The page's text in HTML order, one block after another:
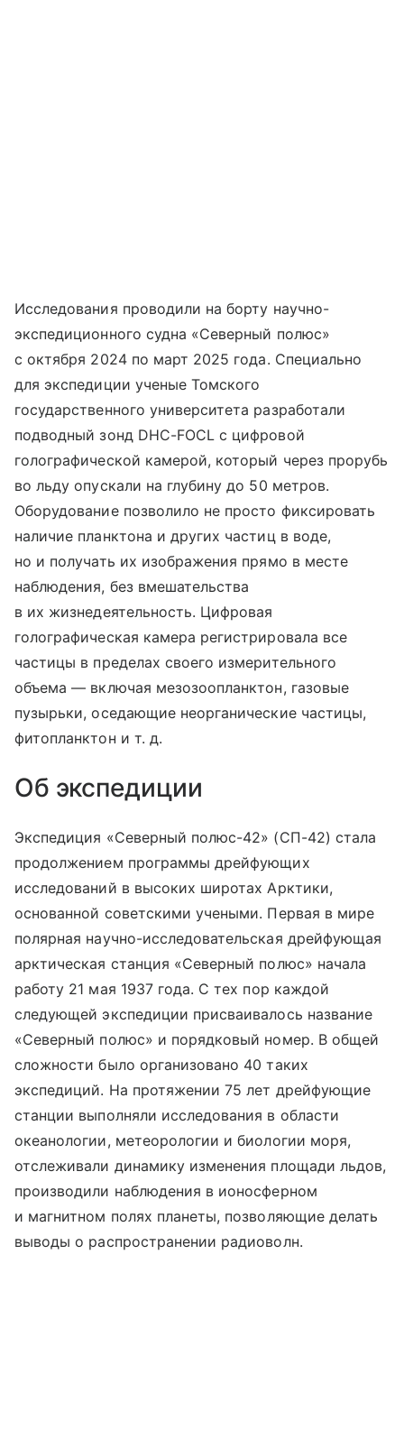
Исследования проводили на борту научно-
экспедиционного судна «Северный полюс»
с октября 2024 по март 2025 года. Специально
для экспедиции ученые Томского
государственного университета разработали
подводный зонд DHC-FOCL с цифровой
голографической камерой, который через прорубь
во льду опускали на глубину до 50 метров.
Оборудование позволило не просто фиксировать
наличие планктона и других частиц в воде,
но и получать их изображения прямо в месте
наблюдения, без вмешательства
в их жизнедеятельность. Цифровая
голографическая камера регистрировала все
частицы в пределах своего измерительного
объема — включая мезозоопланктон, газовые
пузырьки, оседающие неорганические частицы,
фитопланктон и т. д.
Об экспедиции
Экспедиция «Северный полюс-42» (СП-42) стала
продолжением программы дрейфующих
исследований в высоких широтах Арктики,
основанной советскими учеными. Первая в мире
полярная научно-исследовательская дрейфующая
арктическая станция «Северный полюс» начала
работу 21 мая 1937 года. С тех пор каждой
следующей экспедиции присваивалось название
«Северный полюс» и порядковый номер. В общей
сложности было организовано 40 таких
экспедиций. На протяжении 75 лет дрейфующие
станции выполняли исследования в области
океанологии, метеорологии и биологии моря,
отслеживали динамику изменения площади льдов,
производили наблюдения в ионосферном
и магнитном полях планеты, позволяющие делать
выводы о распространении радиоволн.